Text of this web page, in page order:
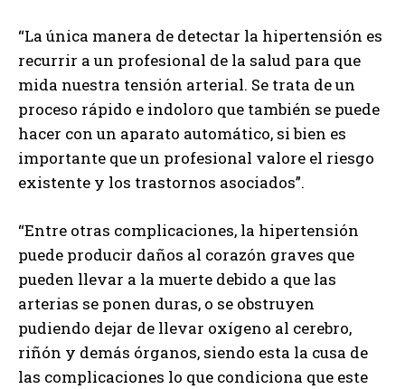
“La única manera de detectar la hipertensión es
recurrir a un profesional de la salud para que
mida nuestra tensión arterial. Se trata de un
proceso rápido e indoloro que también se puede
hacer con un aparato automático, si bien es
importante que un profesional valore el riesgo
existente y los trastornos asociados”.
“Entre otras complicaciones, la hipertensión
puede producir daños al corazón graves que
pueden llevar a la muerte debido a que las
arterias se ponen duras, o se obstruyen
pudiendo dejar de llevar oxígeno al cerebro,
riñón y demás órganos, siendo esta la cusa de
las complicaciones lo que condiciona que este